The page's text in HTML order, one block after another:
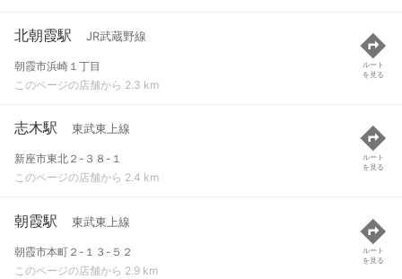
北朝霞駅 JR武蔵野線
朝霞市浜崎１丁目
このページの店舗から 2.3 km
ルート
を見る
志木駅 東武東上線
新座市東北２-３８-１
このページの店舗から 2.4 km
ルート
を見る
朝霞駅 東武東上線
朝霞市本町２-１３-５２
このページの店舗から 2.9 km
ルート
を見る